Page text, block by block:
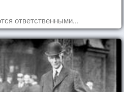
ответственными...